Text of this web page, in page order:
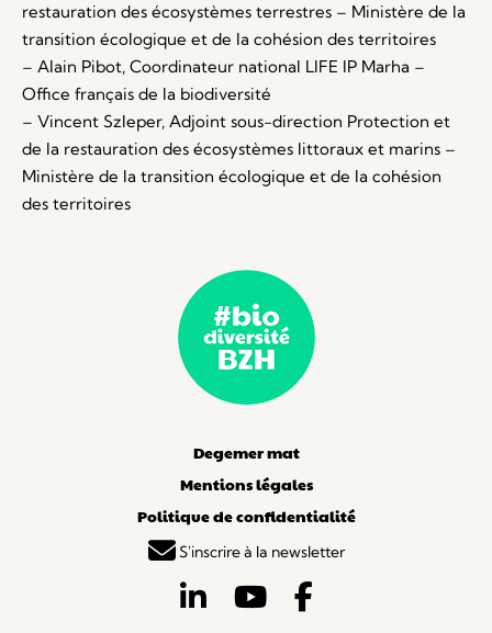
restauration des écosystèmes terrestres – Ministère de la
transition écologique et de la cohésion des territoires
– Alain Pibot, Coordinateur national LIFE IP Marha –
Office français de la biodiversité
– Vincent Szleper, Adjoint sous-direction Protection et
de la restauration des écosystèmes littoraux et marins –
Ministère de la transition écologique et de la cohésion
des territoires
Degemer mat
Mentions légales
Politique de confidentialité
S'inscrire à la newsletter